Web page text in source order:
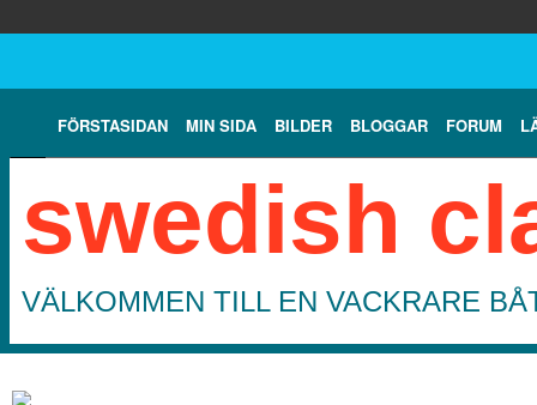
FÖRSTASIDAN MIN SIDA BILDER BLOGGAR FORUM
swedish
VÄLKOMMEN TILL EN VACKRARE